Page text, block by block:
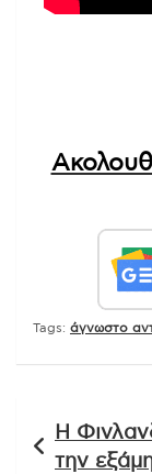
Tags: άγνωστο
άρθρων
Η
την